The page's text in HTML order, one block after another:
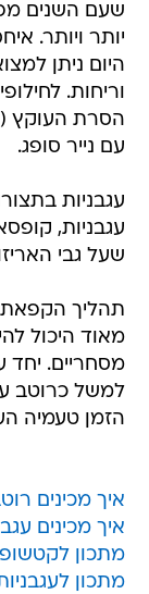
שעם השנים
יותר ויותר.
היום ניתן
וריחות.
הסרת העוקץ
עם נייר סופג.
עגבניות
עגבניות,
שעל גבי
תהליך
מאוד היכול
מסחריים. יחד
למשל כרוטב
הזמן טעמיה
איך מכינים
איך מכינים
מתכון לקטשופ
מתכון